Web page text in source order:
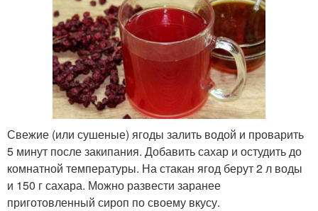
Свежие (или сушеные) ягоды залить водой и проварить
5 минут после закипания. Добавить сахар и остудить до
комнатной температуры. На стакан ягод берут 2 л воды
и 150 г сахара. Можно развести заранее
приготовленный сироп по своему вкусу.